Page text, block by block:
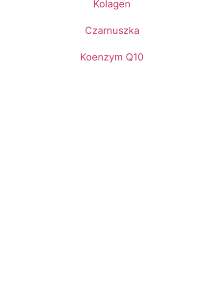
Kolagen
Czarnuszka
Koenzym Q10